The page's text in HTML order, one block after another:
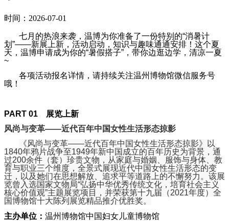
时间：2026-07-01
七月的热浪来袭，温博为你准备了一份特别的“消暑计
划”——新展上新，活动启动，知识与趣味通通安排！这个夏
天，温博申请成为你的“暑假搭子”，带你边逛边学，清凉一夏
~
各项活动报名详情，请持续关注温州博物馆微信服务号
哦！
PART 01
展览上新
风尚与变革——近代百年中国女性生活形态掠影
《风尚与变革——近代百年中国女性生活形态掠影》以
1840年鸦片战争至1949年新中国成立的百年历史为背景，通
过200余件（套）珍贵文物，从家庭与婚姻、服饰与身体、教
育与职业三个维度，全景式展现近代中国女性生活形态的变
迁，以及她们在思想解放、追求平等道路上的不懈努力。该展
览曾入选国家文物局“弘扬中华优秀传统文化，培育社会主义
核心价值观”主题展览项目，并荣获第十九届（2021年度）全
国博物馆十大陈列展览精品推介优胜奖。
主办单位： 温州博物馆中国妇女儿童博物馆